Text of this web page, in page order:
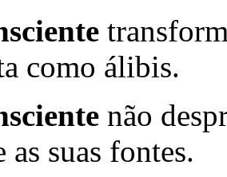
como álibis.
não
as suas fontes.